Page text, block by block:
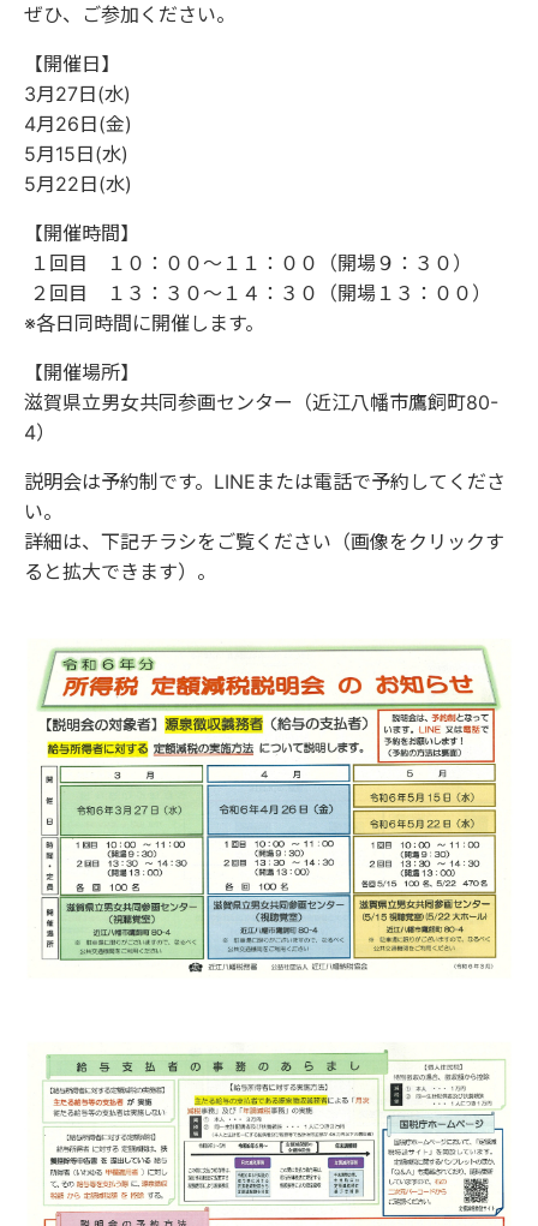
ぜひ、ご参加ください。
【開催日】
3月27日(水)
4月26日(金)
5月15日(水)
5月22日(水)
【開催時間】
１回目 １０：００～１１：００（開場９：３０）
２回目 １３：３０～１４：３０（開場１３：００）
※各日同時間に開催します。
【開催場所】
滋賀県立男女共同参画センター（近江八幡市鷹飼町80-
4）
説明会は予約制です。LINEまたは電話で予約してくださ
い。
詳細は、下記チラシをご覧ください（画像をクリックす
ると拡大できます）。